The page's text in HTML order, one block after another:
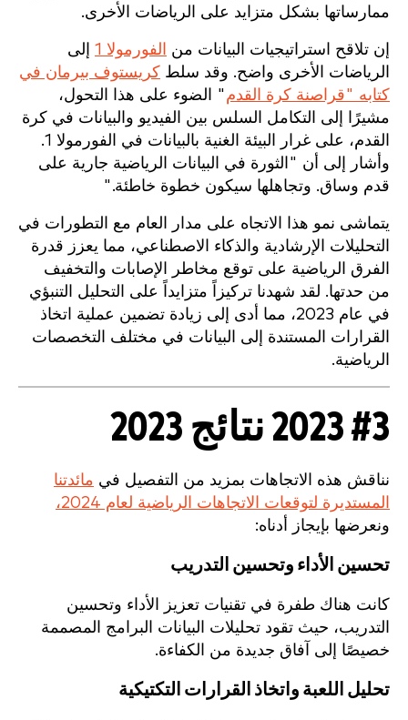
ممارساتها بشكل متزايد على الرياضات الأخرى.
إن تلاقح استراتيجيات البيانات من الفورمولا 1
إلى
الرياضات الأخرى واضح. وقد سلط كريستوف بيرمان في
كتابه "قراصنة كرة القدم" الضوء على هذا التحول،
مشيرًا إلى التكامل السلس بين الفيديو والبيانات في كرة
القدم، على غرار البيئة الغنية بالبيانات في الفورمولا 1.
وأشار إلى أن "الثورة في البيانات الرياضية جارية على
قدم وساق. وتجاهلها سيكون خطوة خاطئة."
يتماشى نمو هذا الاتجاه على مدار العام مع التطورات في
التحليلات الإرشادية والذكاء الاصطناعي، مما يعزز قدرة
الفرق الرياضية على توقع مخاطر الإصابات والتخفيف
من حدتها. لقد شهدنا تركيزاً متزايداً على التحليل التنبؤي
في عام 2023، مما أدى إلى زيادة تضمين عملية اتخاذ
القرارات المستندة إلى البيانات في مختلف التخصصات
الرياضية.
#3 2023 نتائج 2023
نناقش هذه الاتجاهات بمزيد من التفصيل في مائدتنا
المستديرة لتوقعات الاتجاهات الرياضية لعام 2024،
ونعرضها بإيجاز أدناه:
تحسين الأداء وتحسين التدريب
كانت هناك طفرة في تقنيات تعزيز الأداء وتحسين
التدريب، حيث تقود تحليلات البيانات البرامج المصممة
خصيصًا إلى آفاق جديدة من الكفاءة.
تحليل اللعبة واتخاذ القرارات التكتيكية